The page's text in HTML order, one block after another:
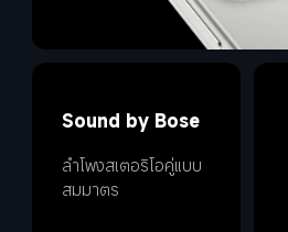
Sound by Bose
ลำโพงสเตอริโอคู่แบบ
สมมาตร